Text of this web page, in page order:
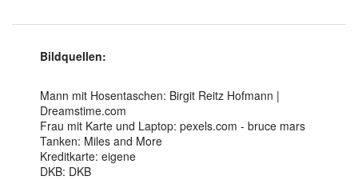
Bildquellen:
Mann mit Hosentaschen: Birgit Reitz Hofmann |
Dreamstime.com
Frau mit Karte und Laptop: pexels.com - bruce mars
Tanken: Miles and More
Kreditkarte: eigene
DKB: DKB